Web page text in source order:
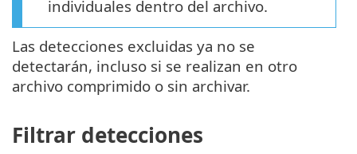
individuales dentro del archivo.
Las detecciones excluidas ya no se
detectarán, incluso si se realizan en otro
archivo comprimido o sin archivar.
Filtrar detecciones